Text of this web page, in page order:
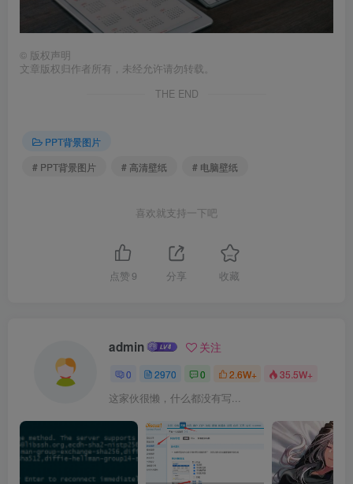
© 版权声明
文章版权归作者所有，未经允许请勿转载。
THE END
PPT背景图片
# PPT背景图片
# 高清壁纸 # 电脑壁纸
喜欢就支持一下吧
点赞 9 分享 收藏
admin 关注
0 2970 0 2.6W+ 35.5W+
这家伙很懒，什么都没有写...